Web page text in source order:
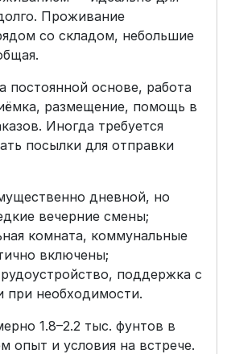
Проживание
со складом, небольшие
постоянной основе, работа
размещение, помощь в
Иногда требуется
посылки для отправки
дневной, но
вечерние смены;
комната, коммунальные
включены;
поддержка с
при необходимости.
1.8–2.2 тыс. фунтов в
опыт и условия на встрече.